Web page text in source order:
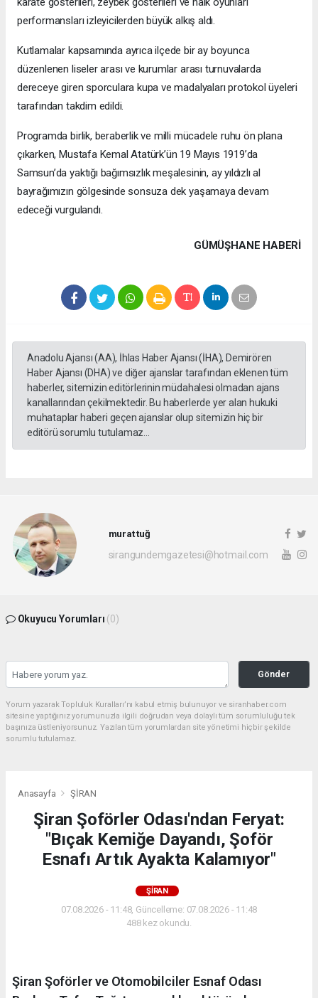
performansları izleyicilerden büyük alkış aldı.
Kutlamalar kapsamında ayrıca ilçede bir ay boyunca
düzenlenen liseler arası ve kurumlar arası turnuvalarda
dereceye giren sporculara kupa ve madalyaları protokol üyeleri
tarafından takdim edildi.
Programda birlik, beraberlik ve milli mücadele ruhu ön plana
çıkarken, Mustafa Kemal Atatürk’ün 19 Mayıs 1919’da
Samsun’da yaktığı bağımsızlık meşalesinin, ay yıldızlı al
bayrağımızın gölgesinde sonsuza dek yaşamaya devam
edeceği vurgulandı.
GÜMÜŞHANE HABERİ
Anadolu Ajansı (AA), İhlas Haber Ajansı (İHA), Demirören
Haber Ajansı (DHA) ve diğer ajanslar tarafından eklenen tüm
haberler, sitemizin editörlerinin müdahalesi olmadan ajans
kanallarından çekilmektedir. Bu haberlerde yer alan hukuki
muhataplar haberi geçen ajanslar olup sitemizin hiç bir
editörü sorumlu tutulamaz...
murat tuğ
sirangundemgazetesi@hotmail.com
Okuyucu Yorumları (0)
Gönder
Yorum yazarak Topluluk Kuralları’nı kabul etmiş bulunuyor ve siranhaber.com
sitesine yaptığınız yorumunuzla ilgili doğrudan veya dolaylı tüm sorumluluğu tek
başınıza üstleniyorsunuz. Yazılan tüm yorumlardan site yönetimi hiçbir şekilde
sorumlu tutulamaz.
Anasayfa ŞİRAN
Şiran Şoförler Odası'ndan Feryat:
"Bıçak Kemiğe Dayandı, Şoför
Esnafı Artık Ayakta Kalamıyor"
ŞİRAN
07.08.2026 - 11:48, Güncelleme: 07.08.2026 - 11:48
488 kez okundu.
Şiran Şoförler ve Otomobilciler Esnaf Odası